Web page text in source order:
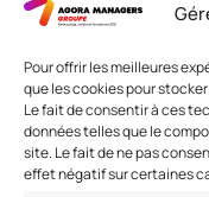
Pour offrir les meilleures
que les cookies pour
Le fait de consentir à ces
données telles que le
site. Le fait de ne pas
effet négatif sur certaines
Nous
Adresse: 42 avenue
Standard :01 47 42
Fax : 01 40 17 99 21
Nous suivre